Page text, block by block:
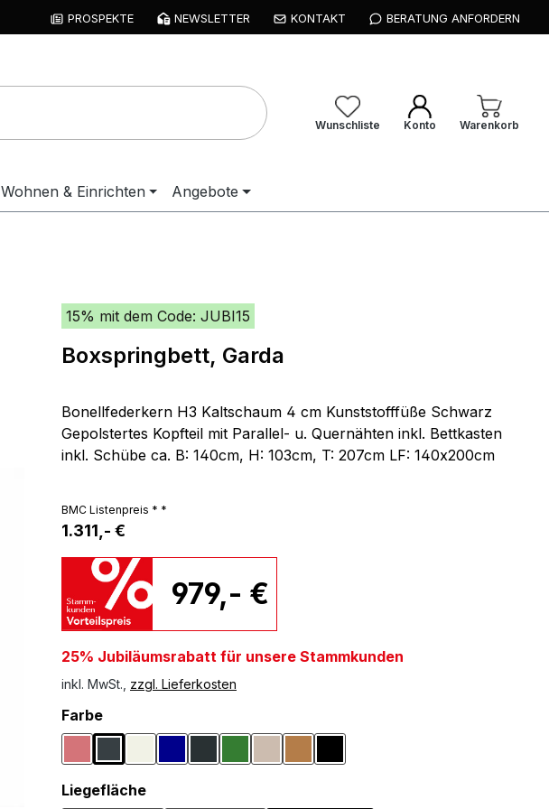
PROSPEKTE NEWSLETTER KONTAKT BERATUNG ANFORDERN
Wunschliste Konto Warenkorb
Wohnen & Einrichten Angebote
15% mit dem Code: JUBI15
Boxspringbett, Garda
Bonellfederkern H3 Kaltschaum 4 cm Kunststofffüße Schwarz
Gepolstertes Kopfteil mit Parallel- u. Quernähten inkl. Bettkasten
inkl. Schübe ca. B: 140cm, H: 103cm, T: 207cm LF: 140x200cm
BMC Listenpreis * *
1.311,- €
979,- €
25% Jubiläumsrabatt für unsere Stammkunden
inkl. MwSt., zzgl. Lieferkosten
Farbeauswählen
AltrosaAnthrazit
CremeDunkelblau
Dunkelgrau
Dunkelgrün
GreigeHellbraunSchwarz
Liegeflächeauswählen